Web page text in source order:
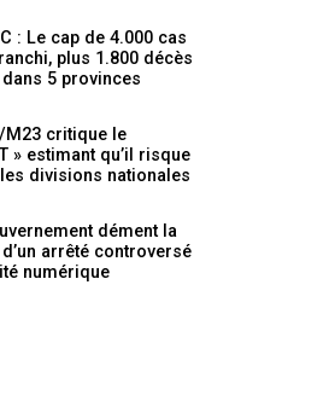
: Le cap de 4.000 cas
plus 1.800 décès
5 provinces
M23 critique le
» estimant qu’il risque
divisions nationales
dément la
arrêté controversé
numérique